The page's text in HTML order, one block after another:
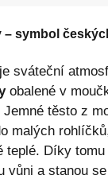
– symbol
sváteční
obalené v
těsto z
malých
teplé. Díky tomu
vůni a stanou